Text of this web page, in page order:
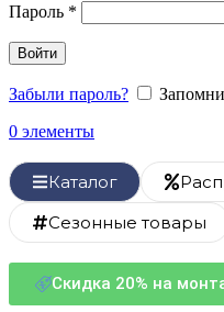
Пароль *
Войти
Забыли пароль?
0 элементы
Каталог
Сезонные товары
Скидка 20% на